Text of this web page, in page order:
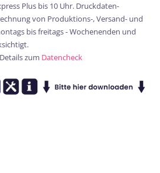
Plus bis 10 Uhr. Druckdaten-
von Produktions-, Versand- und
bis freitags - Wochenenden und
zum Datencheck